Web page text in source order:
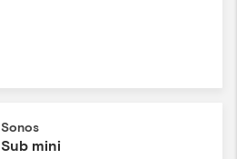
Sonos
Sub mini